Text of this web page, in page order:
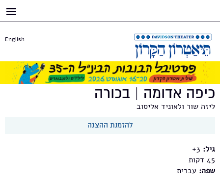
English
כיפה אדומה | בכורה
ליזה שור ולאוניד אליסוב
להזמנת ההצגה
גיל: 3+
45
שפה: עברית